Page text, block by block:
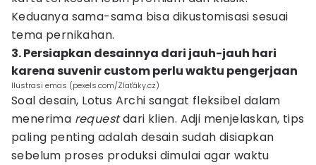
Keduanya sama-sama bisa dikustomisasi sesuai
tema pernikahan.
3. Persiapkan desainnya dari jauh-jauh hari
karena suvenir custom perlu waktu pengerjaan
Ilustrasi emas (pexels.com/Zlaťáky.cz)
Soal desain, Lotus Archi sangat fleksibel dalam
menerima requestdari klien. Adji menjelaskan, tips
paling penting adalah desain sudah disiapkan
sebelum proses produksi dimulai agar waktu